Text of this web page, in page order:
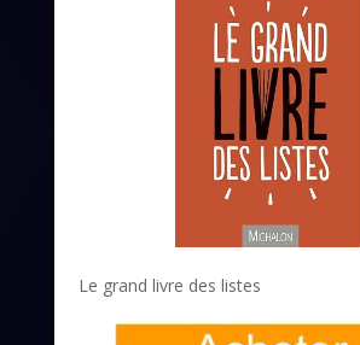
Le grand livre des listes